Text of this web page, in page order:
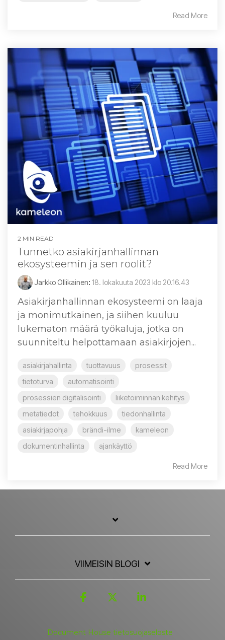
Read More
2 MIN READ
Tunnetko asiakirjanhallinnan
ekosysteemin ja sen roolit?
Jarkko Ollikainen: 18. lokakuuta 2023 klo 20.16.43
Asiakirjanhallinnan ekosysteemi on laaja
ja monimutkainen, ja siihen kuuluu
lukematon määrä työkaluja, jotka on
suunniteltu helpottamaan asiakirjojen...
asiakirjahallinta tuottavuus
prosessit
tietoturva
automatisointi
prosessien digitalisointi
liiketoiminnan kehitys
metatiedot
tehokkuus
tiedonhallinta
asiakirjapohja
brändi-ilme
kameleon
dokumentinhallinta
ajankäyttö
Read More
VIIMEISIN BLOGI
Document House tietosuojaseloste
Facebook